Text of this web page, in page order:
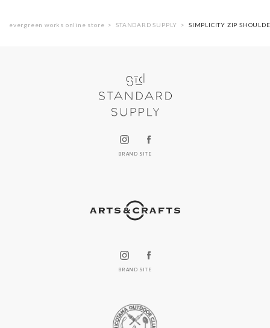
evergreen works online store STANDARD SUPPLY SIMPLICITY ZIP
BRAND SITE
BRAND SITE